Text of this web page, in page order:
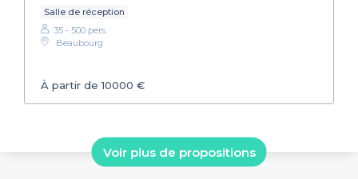
Salle de réception
35 - 500 pers.
Beaubourg
À partir de 10000 €
Voir plus de propositions